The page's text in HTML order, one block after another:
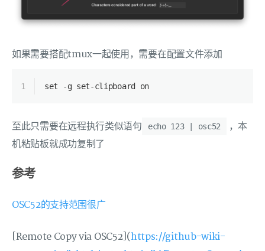
如果需要搭配tmux一起使用，需要在配置文件添加
1 set -g set-clipboard on
至此只需要在远程执行类似语句 echo 123 | osc52
，本
机粘贴板就成功复制了
参考
OSC52的支持范围很广
[Remote Copy via OSC52](https://github-wiki-